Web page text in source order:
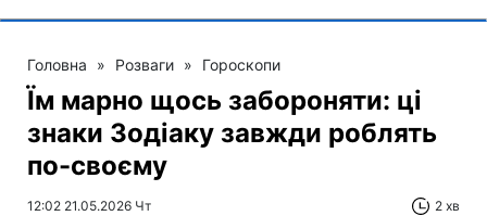
Головна » Розваги » Гороскопи
Їм марно щось забороняти: ці
знаки Зодіаку завжди роблять
по-своєму
12:02 21.05.2026 Чт 2 хв